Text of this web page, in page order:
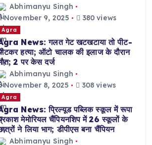
Abhimanyu Singh
November 9, 2025
380 views
Agra
News: गलत गेट खटखटाया तो पीट-
हत्या; ऑटो चालक की इलाज के दौरान
2 पर केस दर्ज
Abhimanyu Singh
November 8, 2025
308 views
Agra
News: प्रिल्यूड पब्लिक स्कूल में रूपा
मेमोरियल चैंपियनशिप में 26 स्कूलों के
ने लिया भाग; डीपीएस बना चैंपियन
Abhimanyu Singh